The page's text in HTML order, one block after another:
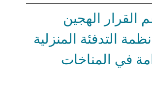
القرار الهجين
التدفئة المنزلية
في المناخات